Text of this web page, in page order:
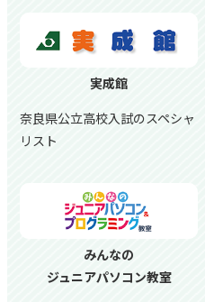
実成館
奈良県公立高校入試のスペシャ
リスト
みんなの
ジュニアパソコン教室